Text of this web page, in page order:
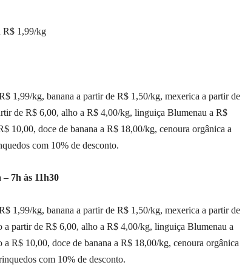
R$ 1,99/kg
1,99/kg, banana a partir de R$ 1,50/kg, mexerica a partir de
de R$ 6,00, alho a R$ 4,00/kg, linguiça Blumenau a R$
10,00, doce de banana a R$ 18,00/kg, cenoura orgânica a
com 10% de desconto.
7h às 11h30
1,99/kg, banana a partir de R$ 1,50/kg, mexerica a partir de
partir de R$ 6,00, alho a R$ 4,00/kg, linguiça Blumenau a
R$ 10,00, doce de banana a R$ 18,00/kg, cenoura orgânica
com 10% de desconto.